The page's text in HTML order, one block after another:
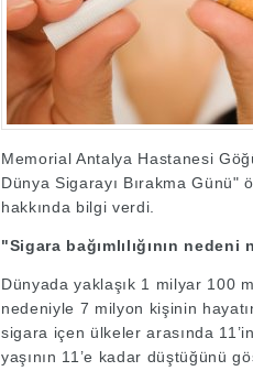
19:19- CHP
- Cennet
- Bakan
-
- Bakan
Memorial Antalya Hastanesi
Dünya Sigarayı Bırakma Günü"
hakkında bilgi verdi.
"Sigara bağımlılığının nedeni
Dünyada yaklaşık 1 milyar 100
nedeniyle 7 milyon kişinin
sigara içen ülkeler arasında
yaşının 11’e kadar düştüğünü